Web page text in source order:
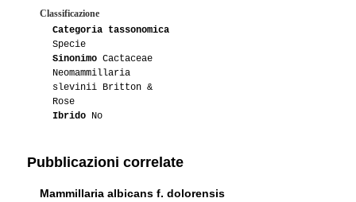
Classificazione
Categoria tassonomica
Specie
Sinonimo Cactaceae
Neomammillaria
slevinii Britton &
Rose
Ibrido No
Pubblicazioni correlate
Mammillaria albicans f. dolorensis